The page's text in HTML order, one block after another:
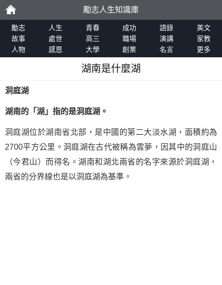
勵
志
勵志人生知識庫
勵志 人生 青春 成功 語錄
美文
故事
處世 高三 職場 演講
家教
人物
感恩 大學 創業 名言 更多
湖南是什麼湖
洞庭湖
湖南的「湖」指的是洞庭湖。
洞庭湖位於湖南省北部，是中國的第二大淡水湖，面積約為
2700平方公里。洞庭湖在古代被稱為雲夢，因其中的洞庭山
（今君山）而得名。湖南和湖北兩省的名字來源於洞庭湖，
兩省的分界線也是以洞庭湖為基準。